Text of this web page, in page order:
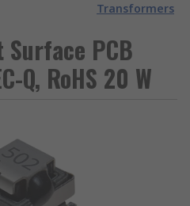
Transformers
Surface PCB
Q, RoHS 20 W